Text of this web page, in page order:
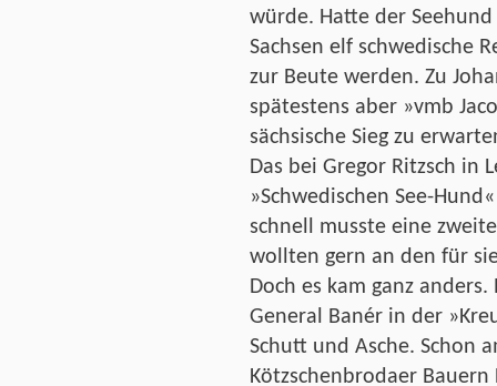
würde. Hatte der
Sachsen elf schwedische
zur Beute werden. Zu
spätestens aber »vmb
sächsische Sieg zu
Das bei Gregor Ritzsch in
»Schwedischen See-
schnell musste eine
wollten gern an den für
Doch es kam ganz
General Banér in der
Schutt und Asche. Schon
Kötzschenbrodaer Bauern